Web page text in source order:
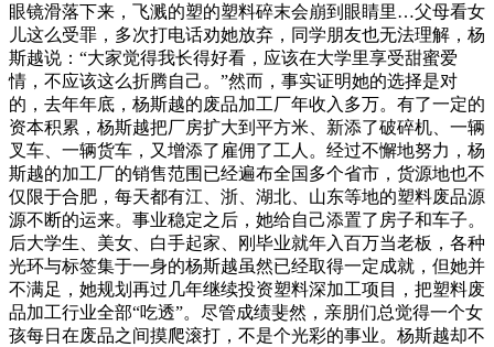
眼镜滑落下来，飞溅的塑的塑料碎末会崩到眼睛里…父母看女
儿这么受罪，多次打电话劝她放弃，同学朋友也无法理解，杨
斯越说：“大家觉得我长得好看，应该在大学里享受甜蜜爱
情，不应该这么折腾自己。”然而，事实证明她的选择是对
的，去年年底，杨斯越的废品加工厂年收入多万。有了一定的
资本积累，杨斯越把厂房扩大到平方米、新添了破碎机、一辆
叉车、一辆货车，又增添了雇佣了工人。经过不懈地努力，杨
斯越的加工厂的销售范围已经遍布全国多个省市，货源地也不
仅限于合肥，每天都有江、浙、湖北、山东等地的塑料废品源
源不断的运来。事业稳定之后，她给自己添置了房子和车子。
后大学生、美女、白手起家、刚毕业就年入百万当老板，各种
光环与标签集于一身的杨斯越虽然已经取得一定成就，但她并
不满足，她规划再过几年继续投资塑料深加工项目，把塑料废
品加工行业全部“吃透”。尽管成绩斐然，亲朋们总觉得一个女
孩每日在废品之间摸爬滚打，不是个光彩的事业。杨斯越却不